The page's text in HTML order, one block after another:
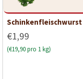
Schinkenfleischwurst
€1,99
(€19,90 pro 1 kg)